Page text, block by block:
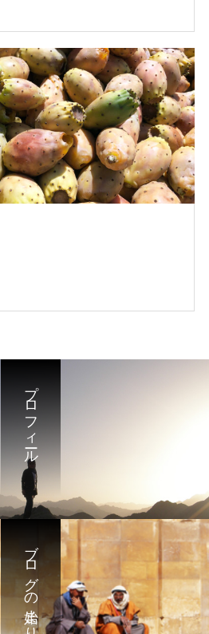
プロフィール
ブログの始まり